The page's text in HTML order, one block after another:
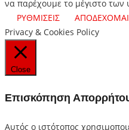
να παρέχουμε το μέγιστο των
ΡΥΘΜΙΣΕΙΣ
ΑΠΟΔΕΧΟΜΑΙ
Privacy & Cookies Policy
Close
Επισκόπηση
Αυτός ο ιστότοπος